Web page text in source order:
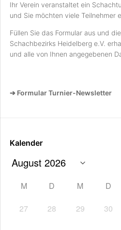
Ihr Verein veranstaltet ein
und Sie möchten viele Teilnehmer
Füllen Sie das Formular aus und
Schachbezirks Heidelberg e.V.
und alle von Ihnen angegebenen
➔ Formular Turnier-Newsletter
Kalender
M D M D
27 28 29 30